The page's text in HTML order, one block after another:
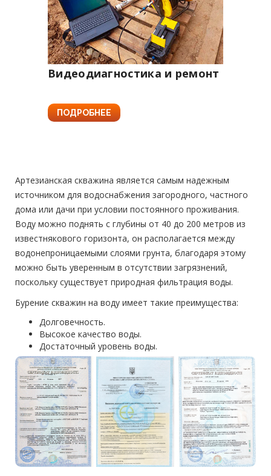
Видеодиагностика и ремонт
ПОДРОБНЕЕ
Артезианская скважина является самым надежным
источником для водоснабжения загородного, частного
дома или дачи при условии постоянного проживания.
Воду можно поднять с глубины от 40 до 200 метров из
известнякового горизонта, он располагается между
водонепроницаемыми слоями грунта, благодаря этому
можно быть уверенным в отсутствии загрязнений,
поскольку существует природная фильтрация воды.
Бурение скважин на воду имеет такие преимущества:
Долговечность.
Высокое качество воды.
Достаточный уровень воды.